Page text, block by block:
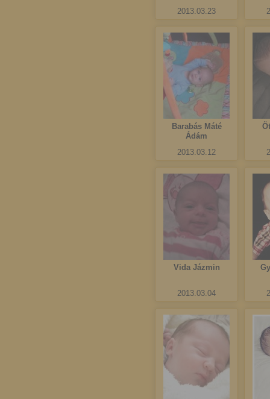
2013.03.23
Barabás Máté
Ádám
2013.03.12
Vida Jázmin
2013.03.04